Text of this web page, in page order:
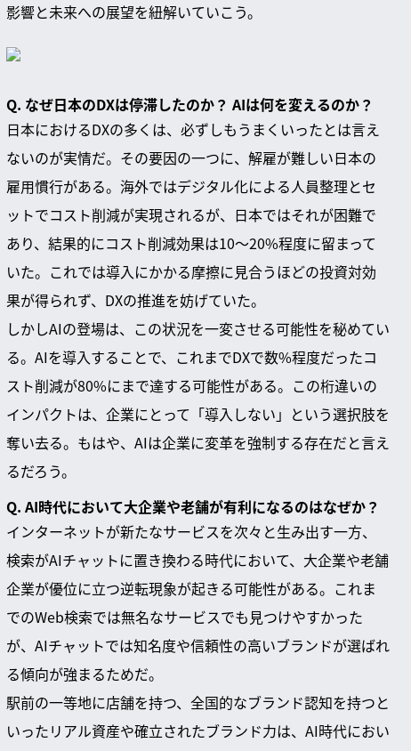
影響と未来への展望を紐解いていこう。
Q. なぜ日本のDXは停滞したのか？ AIは何を変えるのか？
日本におけるDXの多くは、必ずしもうまくいったとは言え
ないのが実情だ。その要因の一つに、解雇が難しい日本の
雇用慣行がある。海外ではデジタル化による人員整理とセ
ットでコスト削減が実現されるが、日本ではそれが困難で
あり、結果的にコスト削減効果は10〜20%程度に留まって
いた。これでは導入にかかる摩擦に見合うほどの投資対効
果が得られず、DXの推進を妨げていた。
しかしAIの登場は、この状況を一変させる可能性を秘めてい
る。AIを導入することで、これまでDXで数%程度だったコ
スト削減が80%にまで達する可能性がある。この桁違いの
インパクトは、企業にとって「導入しない」という選択肢を
奪い去る。もはや、AIは企業に変革を強制する存在だと言え
るだろう。
Q. AI時代において大企業や老舗が有利になるのはなぜか？
インターネットが新たなサービスを次々と生み出す一方、
検索がAIチャットに置き換わる時代において、大企業や老舗
企業が優位に立つ逆転現象が起きる可能性がある。これま
でのWeb検索では無名なサービスでも見つけやすかった
が、AIチャットでは知名度や信頼性の高いブランドが選ばれ
る傾向が強まるためだ。
駅前の一等地に店舗を持つ、全国的なブランド認知を持つと
いったリアル資産や確立されたブランド力は、AI時代におい